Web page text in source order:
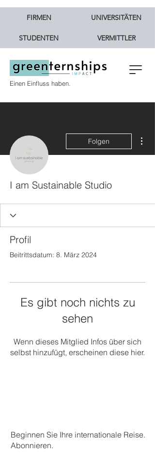
Einen Einfluss haben.
FIRMEN UNIVERSITÄTEN
STUDENTEN VERMITTLER
Folgen
I am Sustainable Studio
Profil
Beitrittsdatum: 8. März 2024
Es gibt noch nichts zu
sehen
Wenn dieses Mitglied Infos über sich
selbst hinzufügt, erscheinen diese hier.
Beginnen Sie Ihre internationale Reise.
Abonnieren.